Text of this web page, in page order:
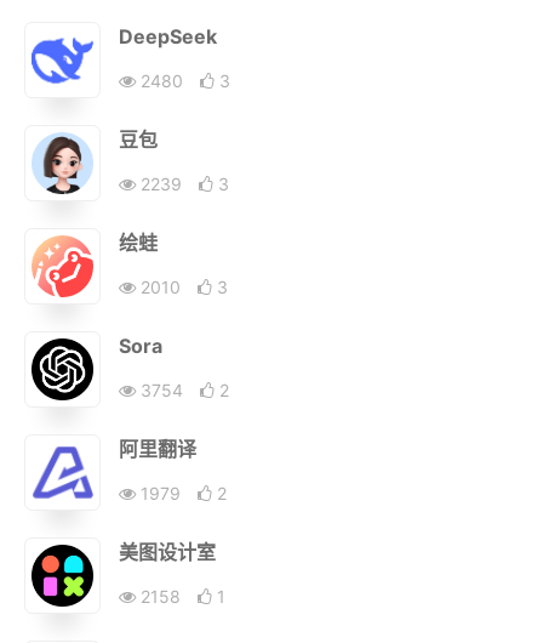
DeepSeek
2480 3
豆包
2239 3
绘蛙
2010 3
Sora
3754 2
阿里翻译
1979 2
美图设计室
2158 1